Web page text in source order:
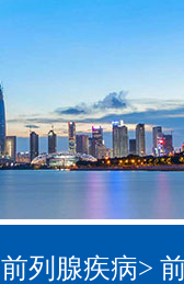
前列腺疾病>